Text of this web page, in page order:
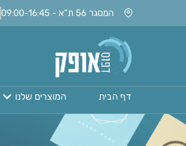
המסגר 56 ת"א - 09:00-16:45
דף הבית המוצרים שלנו